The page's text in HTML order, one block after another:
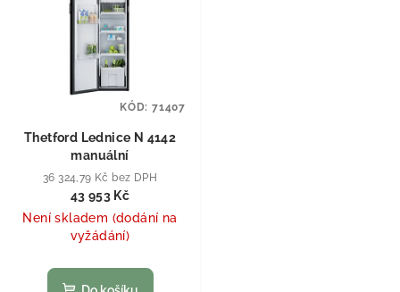
Thetford Lednice N 4142
manuální
36 324,79 Kč bez DPH
43 953 Kč
Není skladem (dodání na
vyžádání)
KÓD: 71407